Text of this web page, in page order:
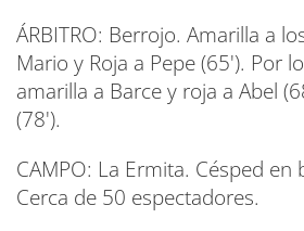
ÁRBITRO: Berrojo. Amarilla a
Mario y Roja a Pepe (65'). Por
amarilla a Barce y roja a Abel
(78').
CAMPO: La Ermita. Césped en
Cerca de 50 espectadores.